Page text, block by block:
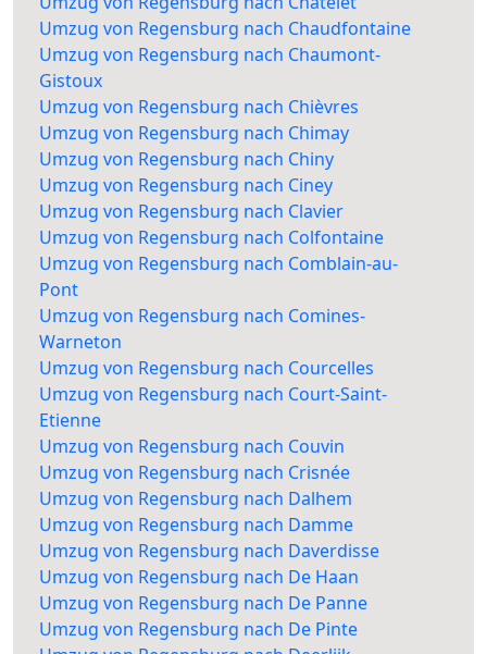
Umzug von Regensburg nach Chaudfontaine
Umzug von Regensburg nach Chaumont-
Gistoux
Umzug von Regensburg nach Chièvres
Umzug von Regensburg nach Chimay
Umzug von Regensburg nach Chiny
Umzug von Regensburg nach Ciney
Umzug von Regensburg nach Clavier
Umzug von Regensburg nach Colfontaine
Umzug von Regensburg nach Comblain-au-
Pont
Umzug von Regensburg nach Comines-
Warneton
Umzug von Regensburg nach Courcelles
Umzug von Regensburg nach Court-Saint-
Etienne
Umzug von Regensburg nach Couvin
Umzug von Regensburg nach Crisnée
Umzug von Regensburg nach Dalhem
Umzug von Regensburg nach Damme
Umzug von Regensburg nach Daverdisse
Umzug von Regensburg nach De Haan
Umzug von Regensburg nach De Panne
Umzug von Regensburg nach De Pinte